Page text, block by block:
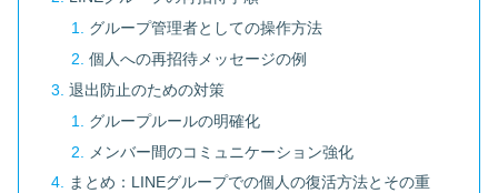
グループ管理者としての操作方法
個人への再招待メッセージの例
退出防止のための対策
グループルールの明確化
メンバー間のコミュニケーション強化
まとめ：LINEグループでの個人の復活方法とその重